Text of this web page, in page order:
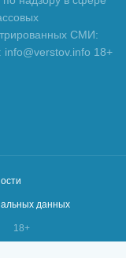
СМИ:
18+
данных
18+